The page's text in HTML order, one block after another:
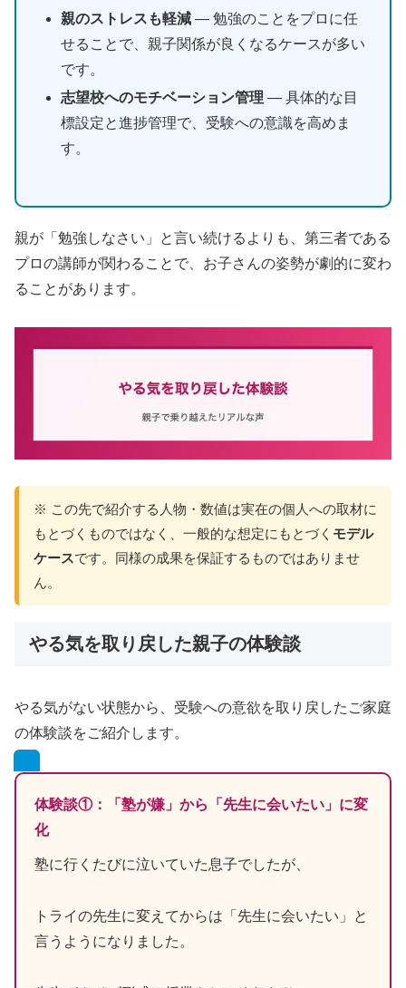
親のストレスも軽減 — 勉強のことをプロに任
せることで、親子関係が良くなるケースが多い
です。
志望校へのモチベーション管理 — 具体的な目
標設定と進捗管理で、受験への意識を高めま
す。
親が「勉強しなさい」と言い続けるよりも、第三者である
プロの講師が関わることで、お子さんの姿勢が劇的に変わ
ることがあります。
※ この先で紹介する人物・数値は実在の個人への取材に
もとづくものではなく、一般的な想定にもとづく モデル
ケースです。同様の成果を保証するものではありませ
ん。
やる気を取り戻した親子の体験談
やる気がない状態から、受験への意欲を取り戻したご家庭
の体験談をご紹介します。
体験談①：「塾が嫌」から「先生に会いたい」に変
化
塾に行くたびに泣いていた息子でしたが、
トライの先生に変えてからは「先生に会いたい」と
言うようになりました。